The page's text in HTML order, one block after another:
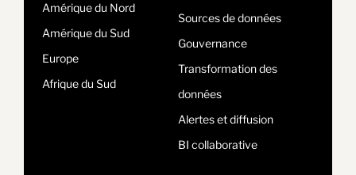
Amérique du Nord
Amérique du Sud
Europe
Afrique du Sud
Sources de données
Gouvernance
Transformation des
données
Alertes et diffusion
BI collaborative